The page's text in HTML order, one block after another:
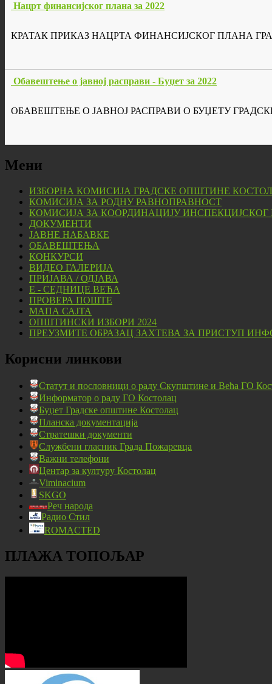
Нацрт финансијског плана за 2022
КРАТАК ПРИКАЗ НАЦРТА ФИНАНСИЈСКОГ ПЛАНА
Обавештење о јавној расправи - Буџет за 2022
ОБАВЕШТЕЊЕ О ЈАВНОЈ РАСПРАВИ О БУЏЕТУ
Мени
ИЗБОРНА КОМИСИЈА ГРАДСКЕ ОПШТИНЕ
КОМИСИЈА ЗА РОДНУ РАВНОПРАВНОСТ
КОМИСИЈА ЗА КООРДИНАЦИЈУ ИНСПЕКЦИЈСКОГ
ДОКУМЕНТИ
ЈАВНЕ НАБАВКЕ
ОБАВЕШТЕЊА
КОНКУРСИ
ВИДЕО ГАЛЕРИЈА
ПРИЈАВА / ОДЈАВА
Е - СЕДНИЦЕ ВЕЋА
ПРОВЕРА ПОШТЕ
МАПА САЈТА
ОПШТИНСКИ ИЗБОРИ 2024
ПРЕУЗМИТЕ ОБРАЗАЦ ЗАХТЕВА ЗА ПРИСТУП
Корисни линкови
Статут и пословници о раду Скупштине и Већа ГО
Информатор о раду ГО Костолац
Буџет Градске општине Костолац
Планска документација
Стратешки документи
Службени гласник Града Пожаревца
Важни телефони
Центар за културу Костолац
Viminacium
SKGO
Реч народа
Радио Стил
ROMACTED
ПЛАЖА ТОПОЉАР